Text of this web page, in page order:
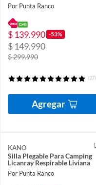
Por Punta Ranco
$ 139.990 -53%
$ 149.990
$ 299.990
(27)
Agregar
KANO
Silla Plegable Para Camping
Licanray Respirable Liviana
Por Punta Ranco